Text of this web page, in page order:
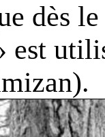
dès
est